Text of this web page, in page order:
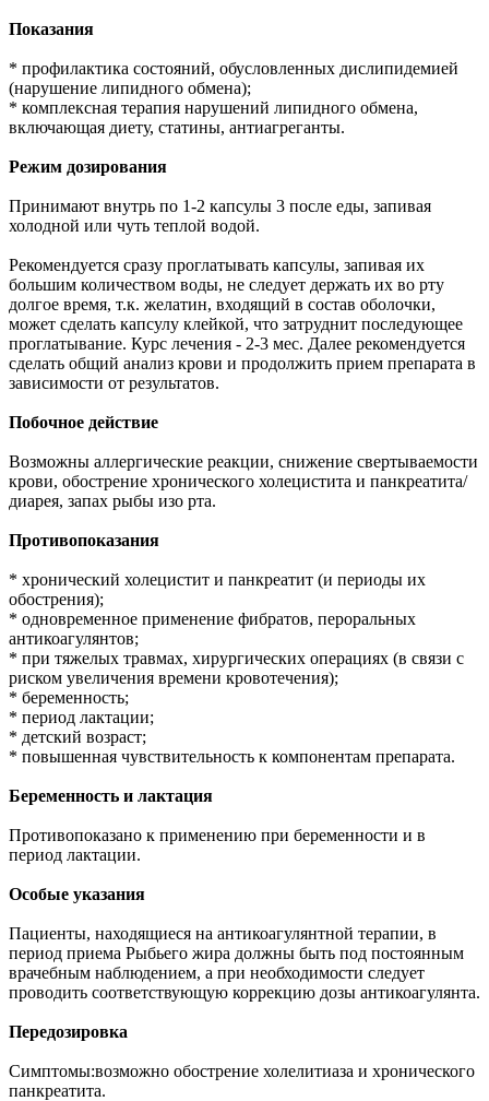
Показания
* профилактика состояний, обусловленных дислипидемией
(нарушение липидного обмена);
* комплексная терапия нарушений липидного обмена,
включающая диету, статины, антиагреганты.
Режим дозирования
Принимают внутрь по 1-2 капсулы 3 после еды, запивая
холодной или чуть теплой водой.
Рекомендуется сразу проглатывать капсулы, запивая их
большим количеством воды, не следует держать их во рту
долгое время, т.к. желатин, входящий в состав оболочки,
может сделать капсулу клейкой, что затруднит последующее
проглатывание. Курс лечения - 2-3 мес. Далее рекомендуется
сделать общий анализ крови и продолжить прием препарата в
зависимости от результатов.
Побочное действие
Возможны аллергические реакции, снижение свертываемости
крови, обострение хронического холецистита и панкреатита/
диарея, запах рыбы изо рта.
Противопоказания
* хронический холецистит и панкреатит (и периоды их
обострения);
* одновременное применение фибратов, пероральных
антикоагулянтов;
* при тяжелых травмах, хирургических операциях (в связи с
риском увеличения времени кровотечения);
* беременность;
* период лактации;
* детский возраст;
* повышенная чувствительность к компонентам препарата.
Беременность и лактация
Противопоказано к применению при беременности и в
период лактации.
Особые указания
Пациенты, находящиеся на антикоагулянтной терапии, в
период приема Рыбьего жира должны быть под постоянным
врачебным наблюдением, а при необходимости следует
проводить соответствующую коррекцию дозы антикоагулянта.
Передозировка
Симптомы:возможно обострение холелитиаза и хронического
панкреатита.